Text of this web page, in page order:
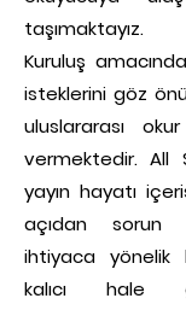
taşımaktayız.
Kuruluş
isteklerini göz
uluslararası
vermektedir. All
yayın hayatı
açıdan sorun
ihtiyaca yönelik
kalıcı hale